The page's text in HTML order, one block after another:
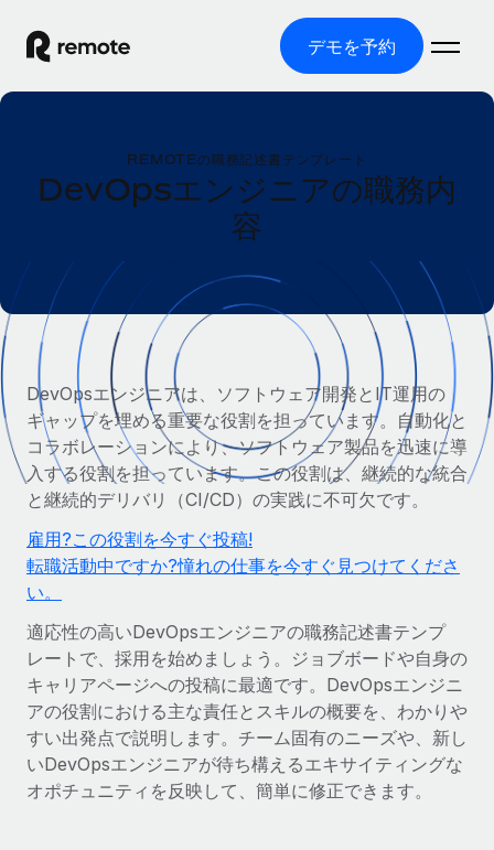
デモを予約
グローバル給与処理
コンプライアンス対応の給与処理を手軽に
Employer of Record（EOR）
グローバル展開をコストをかけずに実現
Contractor of Record
世界中の契約社員と法令を遵守して契約
契約社員管理
世界中の契約社員をオンボーディングし、管理
PEO
複雑な雇用関連業務を外部委託
インフラ
Remote統合
人事機能をワークフローにシームレスに統合する
プラットフォーム
チームのための人事の基本機能を内蔵
各国の制度に対応
国別ガイド
/国別のグローバル雇用支援を検索する
米国州エクスプローラー
米国の各州において採用プロセスを簡素化する
Remoteを他社と比較
他社と比較した、当社の強みを確認する
成長の段階
リューション
ミッドマーケット
カスタマイズされた人事ソリューションでチームを拡大する
企業
大企業向けのグローバルHR
リソース
ツールと計算ツール
誤分類リスク判定ツール
国別に従業員の誤分類リスクを確認する
従業員コスト計算ツール
各国の総従業員コストを計算する
契約社員の報酬計算ツール
グローバルな契約社員向けに、通貨オプションと支払スピー
ドを確認する
REMOTEで学習
リサーチおよびガイド
活用事例
HR用語集
チェックリストおよびテンプレート
価格
日本語
English
Nederlands
Français
Deutsch
Español
Italiano
Português (Portugal)
ログイン
REMOTEの職務記述書テンプレート
DevOpsエンジニアの職務内
容
DevOpsエンジニアは、ソフトウェア開発とIT運用の
ギャップを埋める重要な役割を担っています。自動化と
コラボレーションにより、ソフトウェア製品を迅速に導
入する役割を担っています。この役割は、継続的な統合
と継続的デリバリ（CI/CD）の実践に不可欠です。
雇用?この役割を今すぐ投稿!
転職活動中ですか?憧れの仕事を今すぐ見つけてくださ
い。
適応性の高いDevOpsエンジニアの職務記述書テンプ
レートで、採用を始めましょう。ジョブボードや自身の
キャリアページへの投稿に最適です。DevOpsエンジニ
アの役割における主な責任とスキルの概要を、わかりや
すい出発点で説明します。チーム固有のニーズや、新し
いDevOpsエンジニアが待ち構えるエキサイティングな
オポチュニティを反映して、簡単に修正できます。